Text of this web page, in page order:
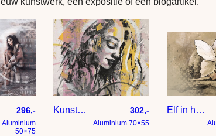
zit gehurkt op een rots
296,-
Aluminium
50×75
Kunstwerk portret met diverse stijlen in roze zwart en geel 302,-
Aluminium 70×55
Elf in het maanlicht – fantasie kunstwerk